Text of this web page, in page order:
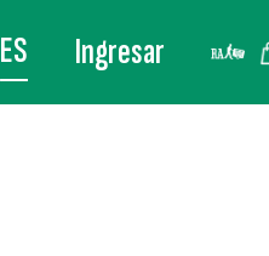
ES Ingresar